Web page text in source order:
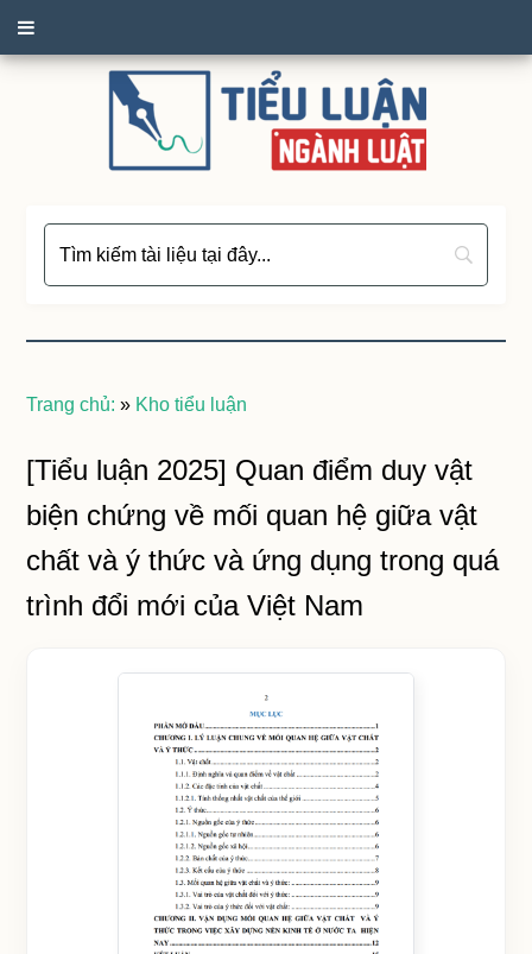
Trang chủ: » Kho tiểu luận
[Tiểu luận 2025] Quan điểm duy vật
biện chứng về mối quan hệ giữa vật
chất và ý thức và ứng dụng trong quá
trình đổi mới của Việt Nam